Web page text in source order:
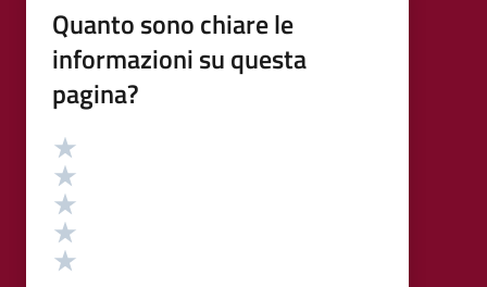
Quanto sono chiare le
informazioni su questa
pagina?
Valutazione